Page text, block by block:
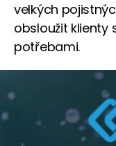
velkých
obsloužit klienty
potřebami.